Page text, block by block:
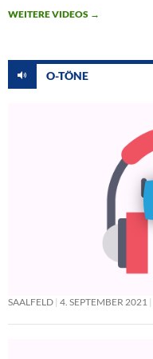
WEITERE VIDEOS →
O-TÖNE
SAALFELD 4. SEPTEMBER 2021